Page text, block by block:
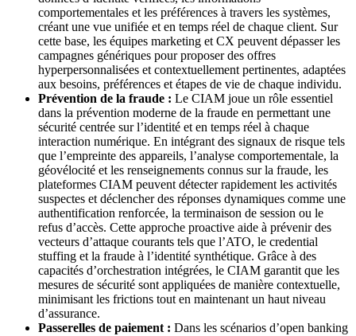
comportementales et les préférences à travers les systèmes,
créant une vue unifiée et en temps réel de chaque client. Sur
cette base, les équipes marketing et CX peuvent dépasser les
campagnes génériques pour proposer des offres
hyperpersonnalisées et contextuellement pertinentes, adaptées
aux besoins, préférences et étapes de vie de chaque individu.
Prévention de la fraude : Le CIAM joue un rôle essentiel
dans la prévention moderne de la fraude en permettant une
sécurité centrée sur l’identité et en temps réel à chaque
interaction numérique. En intégrant des signaux de risque tels
que l’empreinte des appareils, l’analyse comportementale, la
géovélocité et les renseignements connus sur la fraude, les
plateformes CIAM peuvent détecter rapidement les activités
suspectes et déclencher des réponses dynamiques comme une
authentification renforcée, la terminaison de session ou le
refus d’accès. Cette approche proactive aide à prévenir des
vecteurs d’attaque courants tels que l’ATO, le credential
stuffing et la fraude à l’identité synthétique. Grâce à des
capacités d’orchestration intégrées, le CIAM garantit que les
mesures de sécurité sont appliquées de manière contextuelle,
minimisant les frictions tout en maintenant un haut niveau
d’assurance.
Passerelles de paiement : Dans les scénarios d’open banking